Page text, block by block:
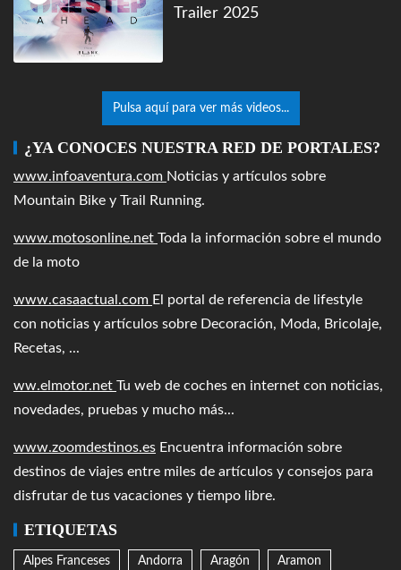
Trailer 2025
Pulsa aquí para ver más videos...
¿YA CONOCES NUESTRA RED DE PORTALES?
www.infoaventura.com Noticias y artículos sobre
Mountain Bike y Trail Running.
www.motosonline.net Toda la información sobre el mundo
de la moto
www.casaactual.com El portal de referencia de lifestyle
con noticias y artículos sobre Decoración, Moda, Bricolaje,
Recetas, ...
ww.elmotor.net Tu web de coches en internet con noticias,
novedades, pruebas y mucho más...
www.zoomdestinos.es Encuentra información sobre
destinos de viajes entre miles de artículos y consejos para
disfrutar de tus vacaciones y tiempo libre.
ETIQUETAS
Alpes Franceses Andorra Aragón Aramon